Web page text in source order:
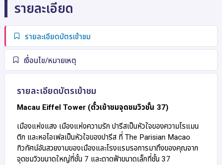
รายละเอียด
รายละเอียดบัตรเข้าชม
เงื่อนไข/หมายเหตุ
รายละเอียดบัตรเข้าชม
Macau Eiffel Tower (ตั๋วเข้าชมจุดชมวิวชั้น 37)
เมืองแห่งแสง เมืองแห่งความรัก ปารีสเป็นหัวใจของความโรแมน
ติก และหอไอเฟลเป็นหัวใจของปารีส ที่ The Parisian Macao
ทิวทัศน์อันสวยงามของเมืองและโรงแรมรอการมาถึงของคุณจาก
จุดชมวิวขนาดใหญ่ที่ชั้น 7 และดาดฟ้าขนาดเล็กที่ชั้น 37